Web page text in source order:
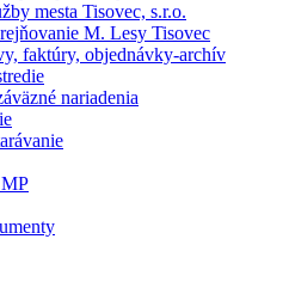
mesta Tisovec, s.r.o.
M. Lesy Tisovec
faktúry, objednávky-archív
nariadenia